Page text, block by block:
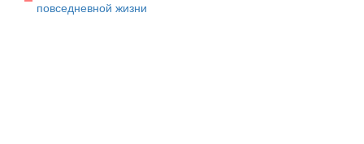
повседневной жизни